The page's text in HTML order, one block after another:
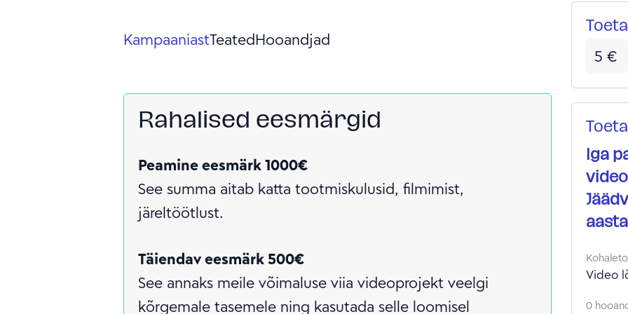
KampaaniastTeatedHooandjad
Rahalised eesmärgid
Peamine eesmärk 1000€
See summa aitab katta tootmiskulusid, filmimist,
järeltöötlust.
Täiendav eesmärk 500€
See annaks meile võimaluse viia videoprojekt veelgi
kõrgemale tasemele ning kasutada selle loomisel
ja
ka
5 €
Iga
Video
0